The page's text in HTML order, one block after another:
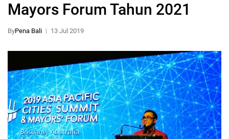
Mayors Forum Tahun 2021
ByPena Bali 13 Jul 2019